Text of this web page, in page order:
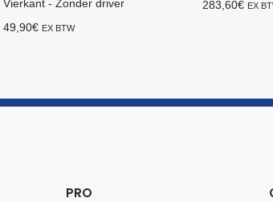
Vierkant - Zonder driver
49,90€ EX BTW
283,60€ EX
PRO